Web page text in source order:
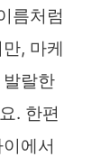
름처럼
, 마케
랄한
. 한편
에서